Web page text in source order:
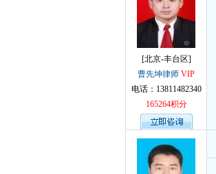
[北京-丰台区]
曹先坤律师 VIP
电话：13811482340
165264积分